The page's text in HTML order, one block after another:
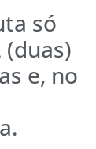
só
e, no